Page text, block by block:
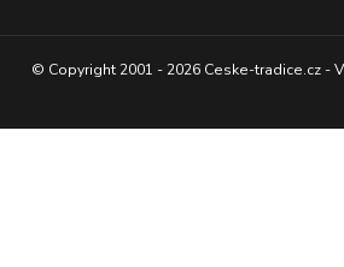
© Copyright 2001 - 2026 Ceske-tradice.cz -